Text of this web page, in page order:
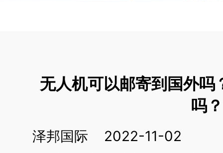
无人机可以邮寄到国外吗
吗？
泽邦国际 2022-11-02